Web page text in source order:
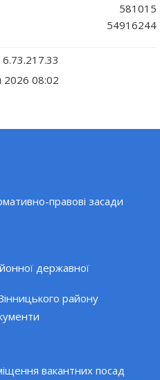
581015
54916244
2026 08:02
правові засади
державної
району
вакантних посад